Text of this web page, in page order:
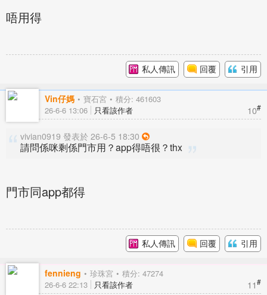
唔用得
私人傳訊 回覆 引用
Vin仔媽 寶石宮 積分: 461603
10#
26-6-6 13:06 只看該作者
vivian0919 發表於 26-6-5 18:30
請問係咪剩係門市用？app得唔很？thx
門市同app都得
私人傳訊 回覆 引用
fennieng 珍珠宮 積分: 47274
11#
26-6-6 22:13 只看該作者